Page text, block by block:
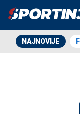
NAJNOVIJE